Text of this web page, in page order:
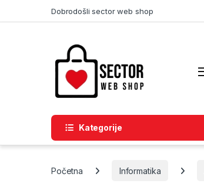
Dobrodošli sector web shop
Kategorije
Početna Informatika